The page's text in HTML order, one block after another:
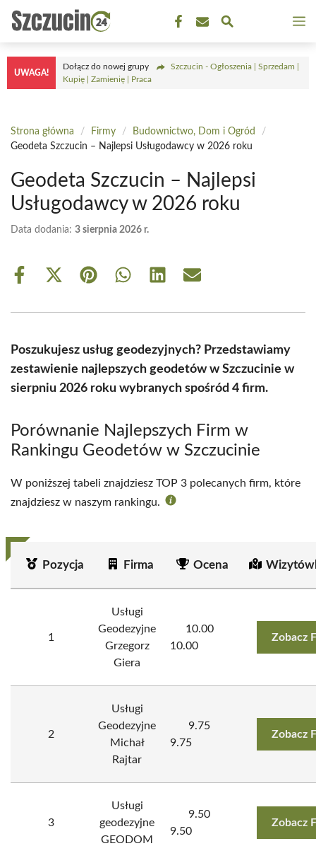
Przejdź
treści
UWAGA!
Dołącz do nowej grupy
Szczucin - Ogłoszenia | Sprzedam |
Kupię | Zamienię | Praca
Strona główna / Firmy / Budownictwo, Dom i Ogród
/
Geodeta Szczucin – Najlepsi Usługodawcy w 2026 roku
Geodeta Szczucin – Najlepsi
Usługodawcy w 2026 roku
Data dodania: 3 sierpnia 2026 r.
Share
Share
(Twitter)
Share Share Share Share
Poszukujesz usług geodezyjnych? Przedstawiamy
zestawienie najlepszych geodetów w Szczucinie w
sierpniu 2026 roku wybranych spośród 4 firm.
Porównanie Najlepszych Firm w
Rankingu Geodetów w Szczucinie
W poniższej tabeli znajdziesz TOP 3 polecanych firm, które
znajdziesz w naszym rankingu.
Pozycja Firma Ocena
1
Usługi
Geodezyjne
Grzegorz
Giera
10.00
10.00
Zobacz
2
Usługi
Geodezyjne
Michał
Rajtar
9.75
9.75
Zobacz
3
Usługi
geodezyjne
GEODOM
9.50
9.50
Zobacz